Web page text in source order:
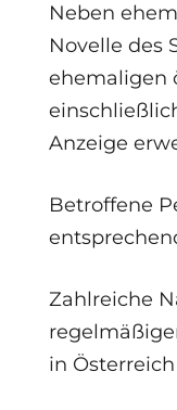
Neben
Novelle des
ehemaligen
Anzeige
Betroffene
Zahlreiche
in